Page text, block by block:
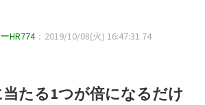
HR774：2019/10/08(火) 16:47:31.74
たる1つが倍になるだけ